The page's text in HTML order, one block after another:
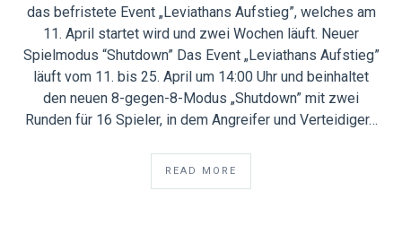
das befristete Event „Leviathans Aufstieg”, welches am
11. April startet wird und zwei Wochen läuft. Neuer
Spielmodus “Shutdown” Das Event „Leviathans Aufstieg”
läuft vom 11. bis 25. April um 14:00 Uhr und beinhaltet
den neuen 8-gegen-8-Modus „Shutdown” mit zwei
Runden für 16 Spieler, in dem Angreifer und Verteidiger…
READ MORE